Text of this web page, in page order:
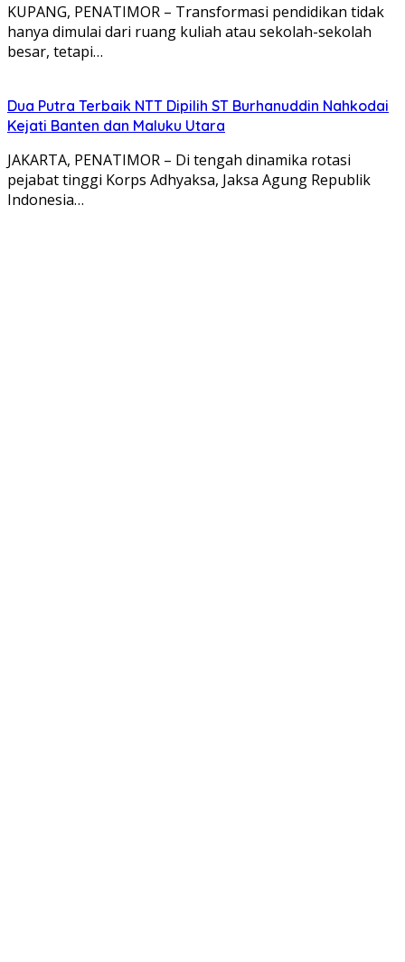
KUPANG, PENATIMOR – Transformasi pendidikan tidak
hanya dimulai dari ruang kuliah atau sekolah-sekolah
besar, tetapi…
Dua Putra Terbaik NTT Dipilih ST Burhanuddin Nahkodai
Kejati Banten dan Maluku Utara
JAKARTA, PENATIMOR – Di tengah dinamika rotasi
pejabat tinggi Korps Adhyaksa, Jaksa Agung Republik
Indonesia…